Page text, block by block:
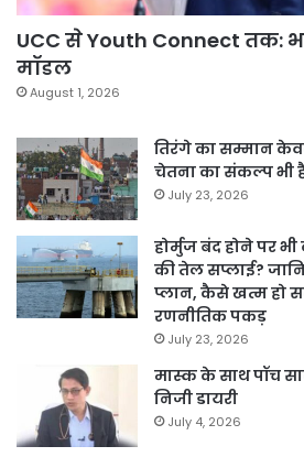
UCC से Youth Connect तक:
मॉडल
August 1, 2026
तिरंगे का सम्मान
चेतना का संकल्प भी
July 23, 2026
होर्मुज बंद होने पर
की तेल सप्लाई?
प्लान, कैसे खत्म हो
रणनीतिक पकड़
July 23, 2026
मास्क के साथ पॉच
निजी डायरी
July 4, 2026